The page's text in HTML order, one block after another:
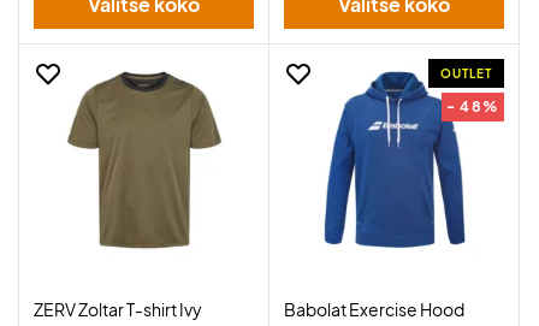
ZERV Zoltar T-shirt Ivy
OUTLET
- 48%
Babolat Exercise Hood